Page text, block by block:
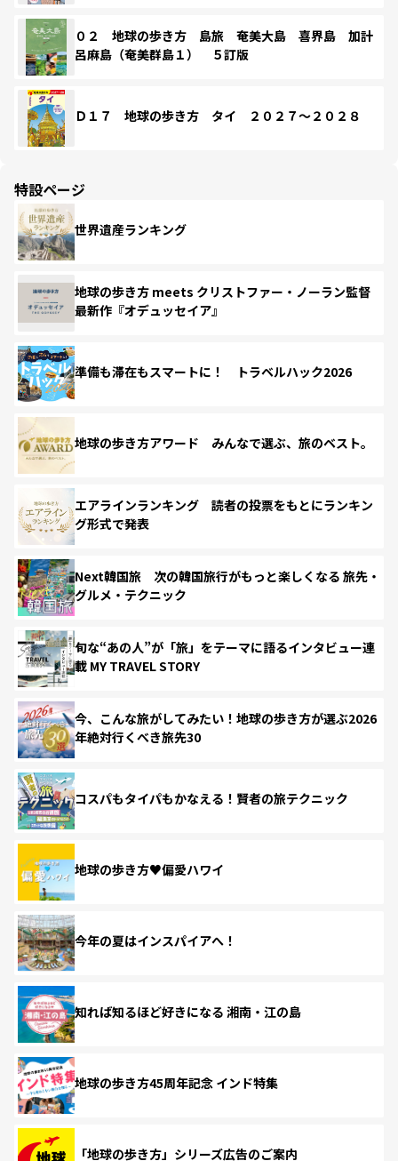
０２ 地球の歩き方 島旅 奄美大島 喜界島 加計
呂麻島（奄美群島１） ５訂版
Ｄ１７ 地球の歩き方 タイ ２０２７～２０２８
特設ページ
世界遺産ランキング
地球の歩き方 meets クリストファー・ノーラン監督
最新作『オデュッセイア』
準備も滞在もスマートに！ トラベルハック2026
地球の歩き方アワード みんなで選ぶ、旅のベスト。
エアラインランキング 読者の投票をもとにランキン
グ形式で発表
Next韓国旅 次の韓国旅行がもっと楽しくなる 旅先・
グルメ・テクニック
旬な“あの人”が「旅」をテーマに語るインタビュー連
載 MY TRAVEL STORY
今、こんな旅がしてみたい！地球の歩き方が選ぶ2026
年絶対行くべき旅先30
コスパもタイパもかなえる！賢者の旅テクニック
地球の歩き方♥偏愛ハワイ
今年の夏はインスパイアへ！
知れば知るほど好きになる 湘南・江の島
地球の歩き方45周年記念 インド特集
「地球の歩き方」シリーズ広告のご案内